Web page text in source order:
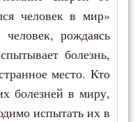
человек в мир»
рождаясь
болезнь,
место. Кто
болезней в миру,
испытать их в